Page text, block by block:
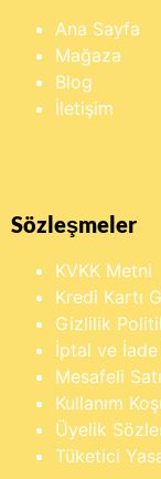
Ana Sayfa
Mağaza
Blog
İletişim
Sözleşmeler
KVKK Metni
Kredi Kartı
Gizlilik
İptal ve İade
Mesafeli
Kullanım
Üyelik
Tüketici